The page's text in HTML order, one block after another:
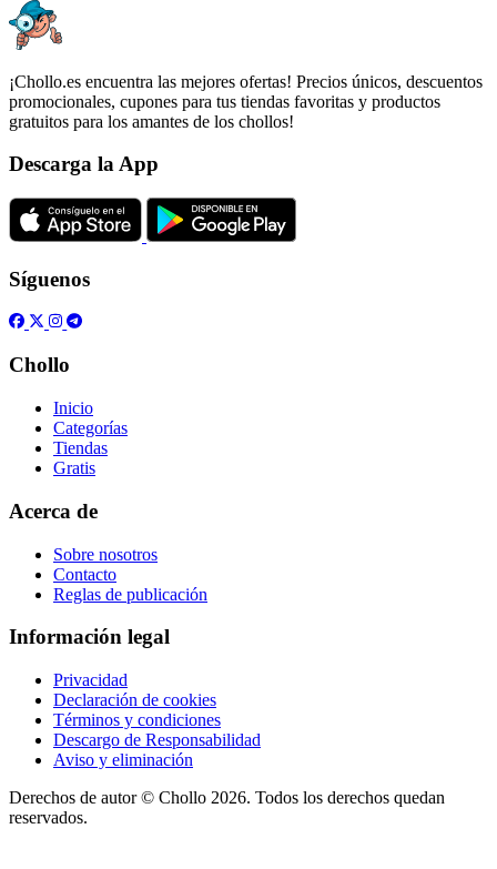
¡Chollo.es encuentra las mejores ofertas! Precios únicos, descuentos
promocionales, cupones para tus tiendas favoritas y productos
gratuitos para los amantes de los chollos!
Descarga la App
Síguenos
Chollo
Inicio
Categorías
Tiendas
Gratis
Acerca de
Sobre nosotros
Contacto
Reglas de publicación
Información legal
Privacidad
Declaración de cookies
Términos y condiciones
Descargo de Responsabilidad
Aviso y eliminación
Derechos de autor © Chollo 2026. Todos los derechos quedan
reservados.